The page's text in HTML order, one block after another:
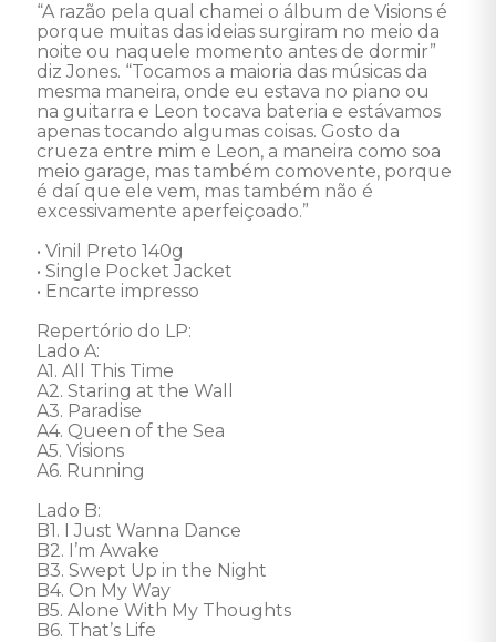
“A razão pela qual chamei o álbum de Visions é
porque muitas das ideias surgiram no meio da
noite ou naquele momento antes de dormir”
diz Jones. “Tocamos a maioria das músicas da
mesma maneira, onde eu estava no piano ou
na guitarra e Leon tocava bateria e estávamos
apenas tocando algumas coisas. Gosto da
crueza entre mim e Leon, a maneira como soa
meio garage, mas também comovente, porque
é daí que ele vem, mas também não é
excessivamente aperfeiçoado.”
• Vinil Preto 140g
• Single Pocket Jacket
• Encarte impresso
Repertório do LP:
Lado A:
A1. All This Time
A2. Staring at the Wall
A3. Paradise
A4. Queen of the Sea
A5. Visions
A6. Running
Lado B:
B1. I Just Wanna Dance
B2. I’m Awake
B3. Swept Up in the Night
B4. On My Way
B5. Alone With My Thoughts
B6. That’s Life